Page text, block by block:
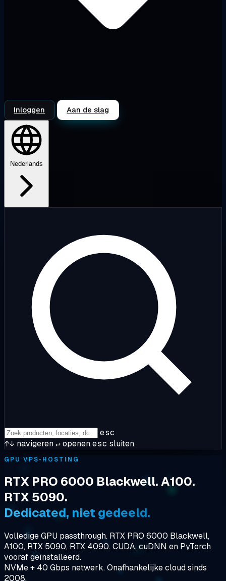
Inloggen Aan de slag
Nederlands
esc
↑↓ navigeren↵openenesc sluiten
GPU VPS-HOSTING
RTX PRO 6000 Blackwell. A100.
RTX 5090.
Dedicated, niet gedeeld.
Volledige GPU passthrough. RTX PRO 6000 Blackwell,
A100, RTX 5090, RTX 4090. CUDA, cuDNN en PyTorch
vooraf geïnstalleerd.
NVMe + 40 Gbps netwerk. Onafhankelijke cloud sinds
2008.